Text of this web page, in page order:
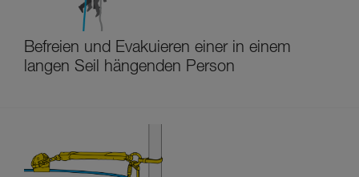
Befreien und Evakuieren einer in einem
langen Seil hängenden Person